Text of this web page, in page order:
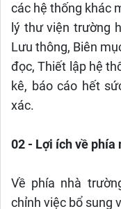
các hệ thống khác
lý thư viện trường
Lưu thông, Biên
đọc, Thiết lập hệ
kê, báo cáo hết
xác.
02 - Lợi ích về phía
Về phía nhà
chỉnh việc bổ sung